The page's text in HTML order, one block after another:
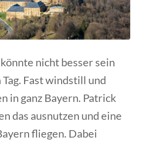
nicht besser sein
Fast windstill und
in ganz Bayern. Patrick
das ausnutzen und eine
fliegen. Dabei